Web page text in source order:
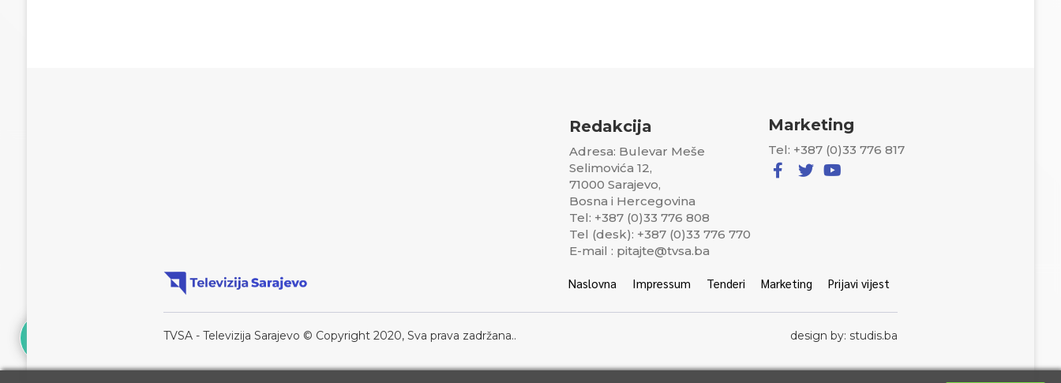
Redakcija
Adresa: Bulevar Meše
Selimovića 12,
71000 Sarajevo,
Bosna i Hercegovina
Tel: +387 (0)33 776 808
Tel (desk): +387 (0)33 776 770
E-mail : pitajte@tvsa.ba
Marketing
Tel: +387 (0)33 776 817
Naslovna Impressum Tenderi Marketing Prijavi vijest
TVSA - Televizija Sarajevo © Copyright 2020, Sva prava zadržana.. design by: studis.ba